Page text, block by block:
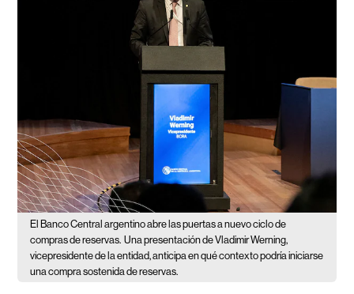
El Banco Central argentino abre las puertas a nuevo ciclo de
compras de reservas. Una presentación de Vladimir Werning,
vicepresidente de la entidad, anticipa en qué contexto podría iniciarse
una compra sostenida de reservas.